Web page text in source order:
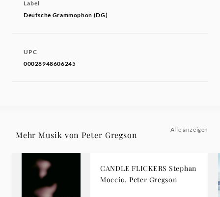
Label
Deutsche Grammophon (DG)
UPC
00028948606245
Mehr Musik von Peter Gregson
Alle anzeigen
CANDLE FLICKERS Stephan
Moccio, Peter Gregson